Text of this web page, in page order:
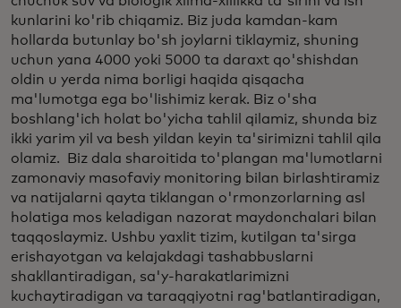
kunlarini ko'rib chiqamiz. Biz juda kamdan-kam
hollarda butunlay bo'sh joylarni tiklaymiz, shuning
uchun yana 4000 yoki 5000 ta daraxt qo'shishdan
oldin u yerda nima borligi haqida qisqacha
ma'lumotga ega bo'lishimiz kerak. Biz o'sha
boshlang'ich holat bo'yicha tahlil qilamiz, shunda biz
ikki yarim yil va besh yildan keyin ta'sirimizni tahlil qila
olamiz. Biz dala sharoitida to'plangan ma'lumotlarni
zamonaviy masofaviy monitoring bilan birlashtiramiz
va natijalarni qayta tiklangan o'rmonzorlarning asl
holatiga mos keladigan nazorat maydonchalari bilan
taqqoslaymiz. Ushbu yaxlit tizim, kutilgan ta'sirga
erishayotgan va kelajakdagi tashabbuslarni
shakllantiradigan, sa'y-harakatlarimizni
kuchaytiradigan va taraqqiyotni rag'batlantiradigan,